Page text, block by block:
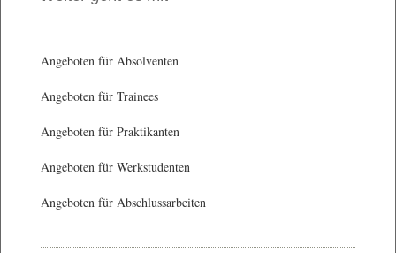
Angeboten für Absolventen
Angeboten für Trainees
Angeboten für Praktikanten
Angeboten für Werkstudenten
Angeboten für Abschlussarbeiten